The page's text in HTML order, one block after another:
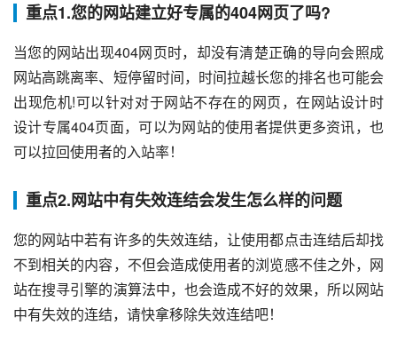
重点1.您的网站建立好专属的404网页了吗?
当您的网站出现404网页时，却没有清楚正确的导向会照成
网站高跳离率、短停留时间，时间拉越长您的排名也可能会
出现危机!可以针对对于网站不存在的网页，在网站设计时
设计专属404页面，可以为网站的使用者提供更多资讯，也
可以拉回使用者的入站率！
重点2.网站中有失效连结会发生怎么样的问题
您的网站中若有许多的失效连结，让使用都点击连结后却找
不到相关的内容，不但会造成使用者的浏览感不佳之外，网
站在搜寻引擎的演算法中，也会造成不好的效果，所以网站
中有失效的连结，请快拿移除失效连结吧！